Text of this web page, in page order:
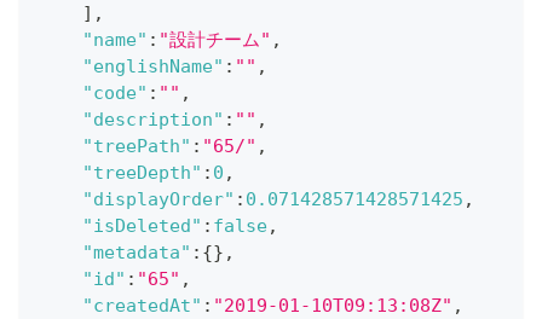
] ,
"name" : "設計チーム" ,
"englishName" : "" ,
"code" : "" ,
"description" : "" ,
"treePath" : "65/" ,
"treeDepth" : 0 ,
"displayOrder" : 0.071428571428571425 ,
"isDeleted" : false,
"metadata" : {} ,
"id" : "65" ,
"createdAt" : "2019-01-10T09:13:08Z" ,